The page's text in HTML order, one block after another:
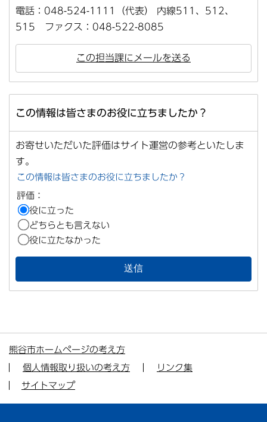
電話：048-524-1111（代表） 内線511、512、
515 ファクス：048-522-8085
この担当課にメールを送る
この情報は皆さまのお役に立ちましたか？
お寄せいただいた評価はサイト運営の参考といたしま
す。
この情報は皆さまのお役に立ちましたか？
評価：
役に立った
どちらとも言えない
役に立たなかった
熊谷市ホームページの考え方
個人情報取り扱いの考え方
リンク集
サイトマップ